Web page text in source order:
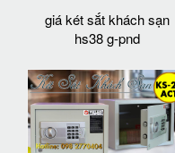
giá két sắt khách sạn
hs38 g-pnd